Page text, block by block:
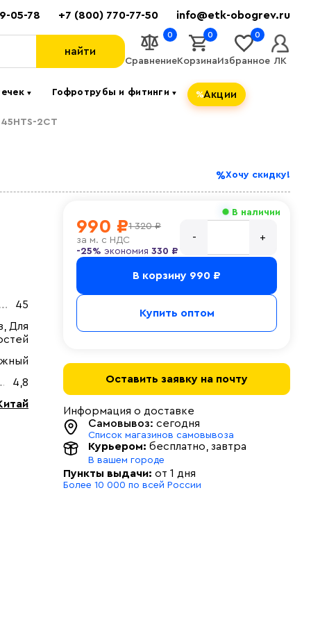
05-78 +7 (800) 770-77-50 info@etk-obogrev.ru
найти
Сравнение
0
Корзина
0
Избранное
0
ЛК
▼ Гофротрубы и фитинги▼ Акции
2CT
Хочу скидку!
45
Для
4,8
В наличии
990 ₽1 320 ₽
за м. с НДС
-25% экономия 330 ₽
В корзину 990 ₽
Купить оптом
Оставить заявку на почту
Информация о доставке
Самовывоз: сегодня
Список магазинов самовывоза
Курьером: бесплатно , завтра
В вашем городе
Пункты выдачи: от 1 дня
Более 10 000 по всей России